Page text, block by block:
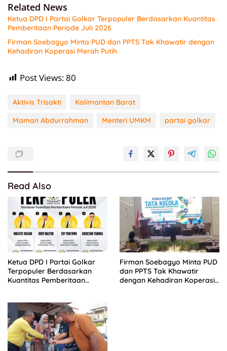
Related News
Ketua DPD I Partai Golkar Terpopuler Berdasarkan Kuantitas
Pemberitaan Periode Juli 2026
Firman Soebagyo Minta PUD dan PPTS Tak Khawatir dengan
Kehadiran Koperasi Merah Putih
Post Views:80
Aktivis Trisakti
Kalimantan Barat
Maman Abdurrahman
Menteri UMKM partai golkar
Read Also
Ketua DPD I Partai Golkar
Terpopuler Berdasarkan
Kuantitas Pemberitaan
Firman Soebagyo Minta PUD
dan PPTS Tak Khawatir
dengan Kehadiran Koperasi